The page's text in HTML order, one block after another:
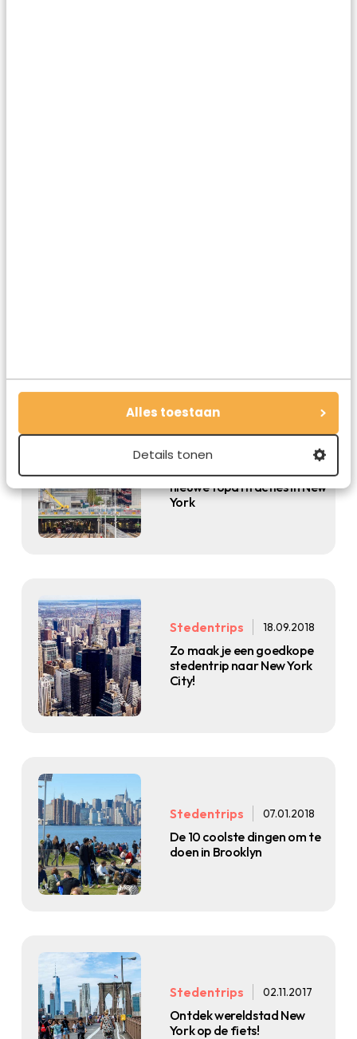
Alles toestaan
Details tonen
Stedentrips
Hudson Yards: dit worden de
nieuwe topattracties in New
York
Stedentrips 18.09.2018
Zo maak je een goedkope
stedentrip naar New York
City!
Stedentrips 07.01.2018
De 10 coolste dingen om te
doen in Brooklyn
Stedentrips 02.11.2017
Ontdek wereldstad New
York op de fiets!